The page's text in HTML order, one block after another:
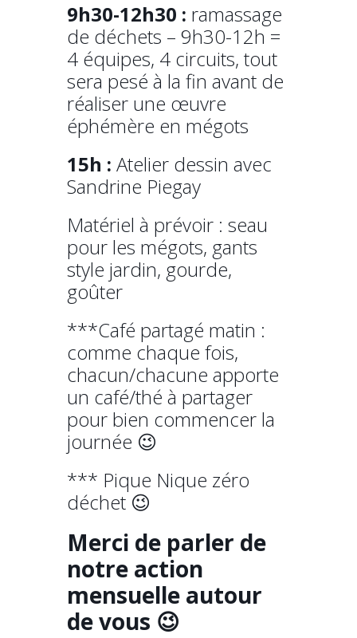
9h30-12h30 : ramassage
de déchets – 9h30-12h =
4 équipes, 4 circuits, tout
sera pesé à la fin avant de
réaliser une œuvre
éphémère en mégots
15h : Atelier dessin avec
Sandrine Piegay
Matériel à prévoir : seau
pour les mégots, gants
style jardin, gourde,
goûter
***Café partagé matin :
comme chaque fois,
chacun/chacune apporte
un café/thé à partager
pour bien commencer la
journée 😉
*** Pique Nique zéro
déchet 😉
Merci de parler de
notre action
mensuelle autour
de vous 😉